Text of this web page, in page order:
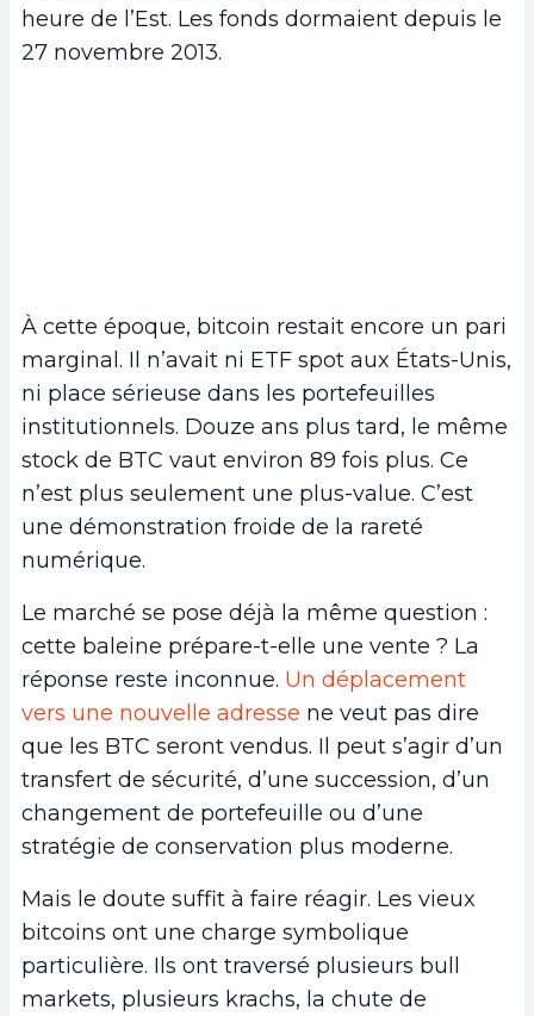
heure de l’Est. Les fonds dormaient depuis le
27 novembre 2013.
À cette époque, bitcoin restait encore un pari
marginal. Il n’avait ni ETF spot aux États-Unis,
ni place sérieuse dans les portefeuilles
institutionnels. Douze ans plus tard, le même
stock de BTC vaut environ 89 fois plus. Ce
n’est plus seulement une plus-value. C’est
une démonstration froide de la rareté
numérique.
Le marché se pose déjà la même question :
cette baleine prépare-t-elle une vente ? La
réponse reste inconnue. Un déplacement
vers une nouvelle adresse ne veut pas dire
que les BTC seront vendus. Il peut s’agir d’un
transfert de sécurité, d’une succession, d’un
changement de portefeuille ou d’une
stratégie de conservation plus moderne.
Mais le doute suffit à faire réagir. Les vieux
bitcoins ont une charge symbolique
particulière. Ils ont traversé plusieurs bull
markets, plusieurs krachs, la chute de